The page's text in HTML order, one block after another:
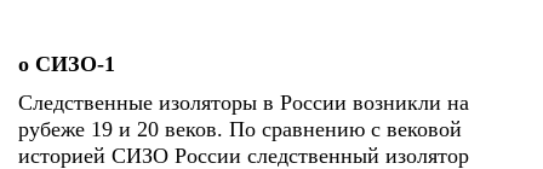
о СИЗО-1
Следственные изоляторы в России возникли на
рубеже 19 и 20 веков. По сравнению с вековой
историей СИЗО России следственный изолятор